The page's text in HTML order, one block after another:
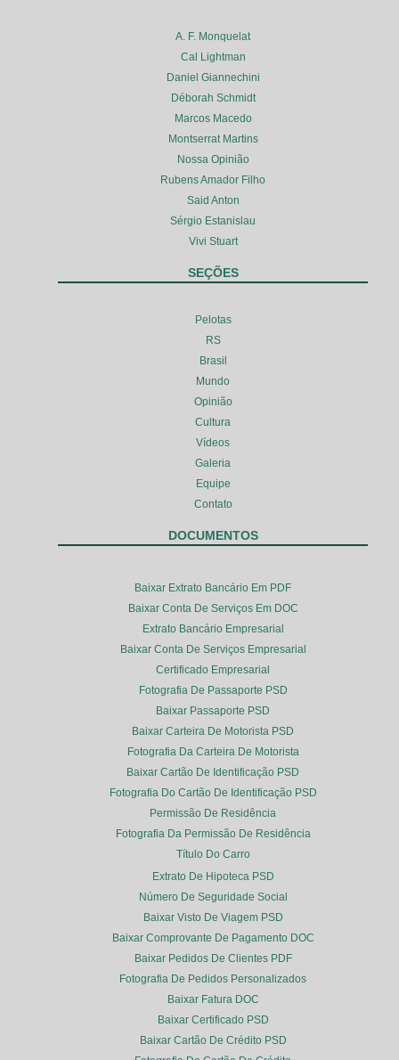
A. F. Monquelat
Cal Lightman
Daniel Giannechini
Déborah Schmidt
Marcos Macedo
Montserrat Martins
Nossa Opinião
Rubens Amador Filho
Said Anton
Sérgio Estanislau
Vivi Stuart
SEÇÕES
Pelotas
RS
Brasil
Mundo
Opinião
Cultura
Vídeos
Galeria
Equipe
Contato
DOCUMENTOS
Baixar Extrato Bancário Em PDF
Baixar Conta De Serviços Em DOC
Extrato Bancário Empresarial
Baixar Conta De Serviços Empresarial
Certificado Empresarial
Fotografia De Passaporte PSD
Baixar Passaporte PSD
Baixar Carteira De Motorista PSD
Fotografia Da Carteira De Motorista
Baixar Cartão De Identificação PSD
Fotografia Do Cartão De Identificação PSD
Permissão De Residência
Fotografia Da Permissão De Residência
Título Do Carro
Extrato De Hipoteca PSD
Número De Seguridade Social
Baixar Visto De Viagem PSD
Baixar Comprovante De Pagamento DOC
Baixar Pedidos De Clientes PDF
Fotografia De Pedidos Personalizados
Baixar Fatura DOC
Baixar Certificado PSD
Baixar Cartão De Crédito PSD